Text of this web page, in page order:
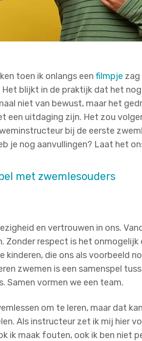
toen ik onlangs een filmpje zag
blijkt in de praktijk dat het
niet van bewust, maar het
een uitdaging zijn. Het zou
bij de eerste
je nog aanvullingen? Laat het
met zwemlesouders
en vertrouwen in ons.
Zonder respect is het onmogelijk
kinderen, die ons als voorbeeld
zwemen is een samenspel
Samen vormen we een team.
om te leren, maar dat
Als instructeur zet ik mij hier
ik maak fouten, ook ik ben niet